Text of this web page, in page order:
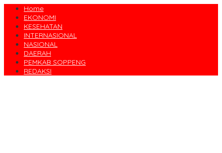
Home
EKONOMI
KESEHATAN
INTERNASIONAL
NASIONAL
DAERAH
PEMKAB SOPPENG
REDAKSI